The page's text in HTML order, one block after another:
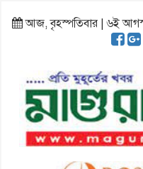
আজ, বৃহস্পতিবার | ৬ই